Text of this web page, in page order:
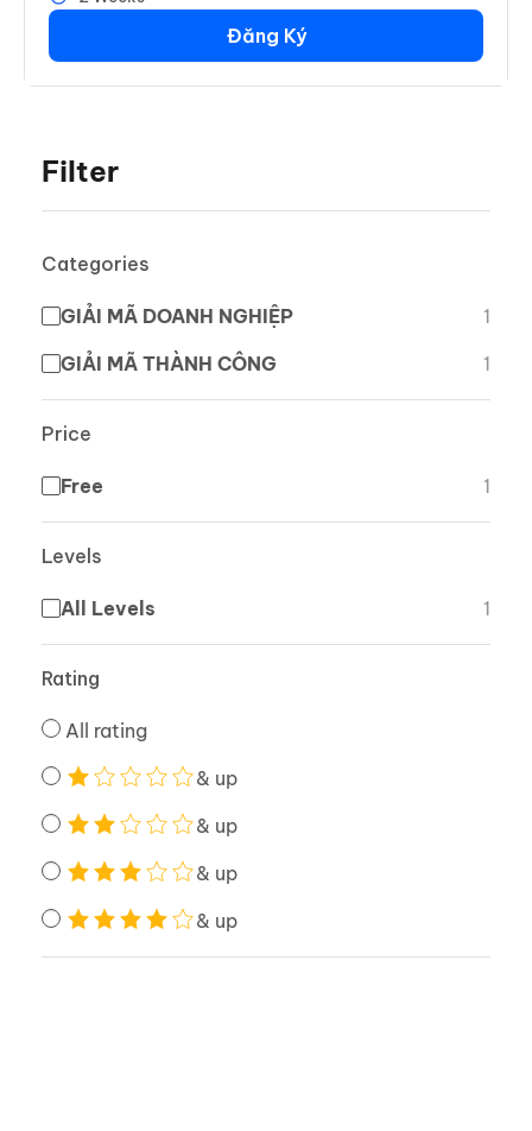
Filter
Categories
GIẢI MÃ DOANH NGHIỆP
1
GIẢI MÃ THÀNH CÔNG
1
Price
Free 1
Levels
All Levels 1
Rating
All rating
& up
& up
& up
& up
Đăng Ký